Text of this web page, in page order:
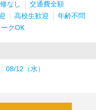
なし
交通費全額
高校生歓迎
年齢不問
クOK
08/12（水）